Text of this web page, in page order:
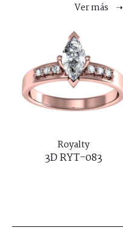
Ver más ➝
Royalty
3D RYT-083